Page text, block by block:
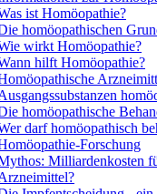
ist Homöopathie?
homöopathischen
wirkt Homöopathie?
hilft Homöopathie?
homöopathische
darf homöopathisch
Forschung
Milliardenkosten